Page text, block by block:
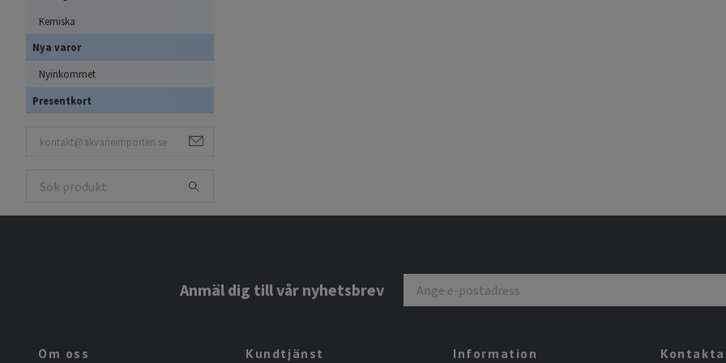
Kemiska
Nya varor
Nyinkommet
Presentkort
Anmäl dig till vår nyhetsbrev
Om oss Kundtjänst Information